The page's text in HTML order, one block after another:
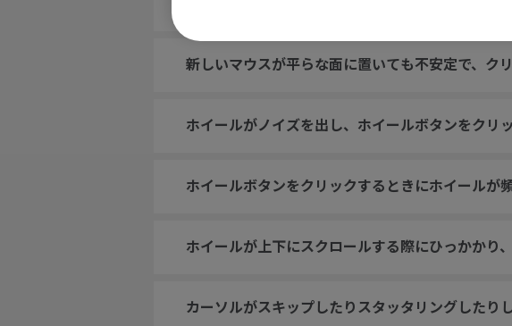
新しいマウスが平らな面に置いても不安定で、ク
ホイールがノイズを出し、ホイールボタンをクリ
ホイールボタンをクリックするときにホイールが
ホイールが上下にスクロールする際にひっかかり、
カーソルがスキップしたりスタッタリングしたり